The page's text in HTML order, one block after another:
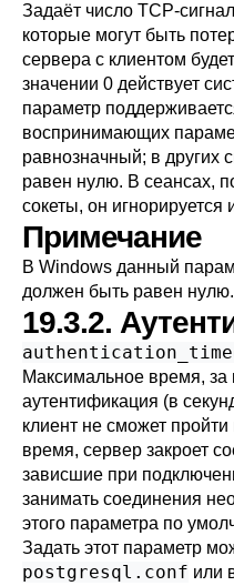
Задаёт число TCP-
которые могут быть
сервера с клиентом
значении 0 действует
параметр
воспринимающих
равнозначный; в других
равен нулю. В сеансах,
сокеты, он игнорируется
Примечание
В Windows данный
должен быть равен нулю.
19.3.2.
Максимальное время, за
аутентификация (в
клиент не сможет
время, сервер закроет
зависшие при
занимать соединения
этого параметра по
Задать этот параметр
postgresql.conf или